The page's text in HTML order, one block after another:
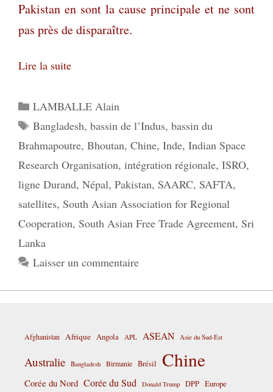
Pakistan en sont la cause principale et ne sont
pas près de disparaître.
Lire la suite
Catégories
LAMBALLE Alain
Étiquettes
Bangladesh, bassin de l’Indus, bassin du
Brahmapoutre, Bhoutan, Chine, Inde, Indian Space
Research Organisation, intégration régionale, ISRO,
ligne Durand, Népal, Pakistan, SAARC, SAFTA,
satellites, South Asian Association for Regional
Cooperation, South Asian Free Trade Agreement, Sri
Lanka
Laisser un commentaire
Afghanistan Afrique Angola APL ASEAN Asie du Sud-Est
Australie Bangladesh Birmanie Brésil Chine
Corée du Nord Corée du Sud Donald Trump DPP Europe